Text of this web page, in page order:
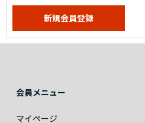
会員メニュー
マイページ